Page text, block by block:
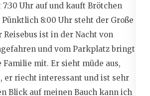
Uhr auf und kauft Brötchen
8:00 Uhr steht der Große
Reisebus ist in der Nacht von
und vom Parkplatz bringt
mit. Er sieht müde aus,
er riecht interessant und ist sehr
Blick auf meinen Bauch kann ich